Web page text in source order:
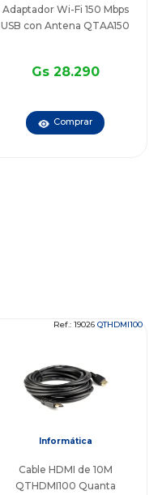
Adaptador Wi-Fi 150 Mbps
USB con Antena QTAA150
Gs 28.290
Comprar
Ref.: 19026 QTHDMI100
Informática
Cable HDMI de 10M
QTHDMI100 Quanta